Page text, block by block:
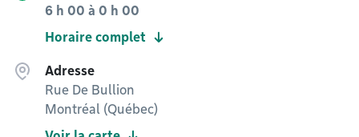
6 h 00 à 0 h 00
Horaire complet
Adresse
Rue De Bullion
Montréal (Québec)